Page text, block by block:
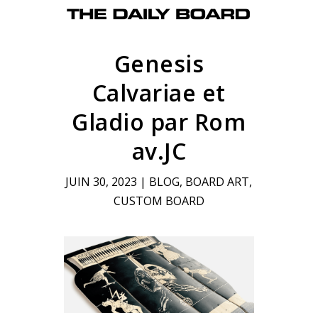
Genesis
Calvariae et
Gladio par Rom
av.JC
JUIN 30, 2023 | BLOG, BOARD ART,
CUSTOM BOARD